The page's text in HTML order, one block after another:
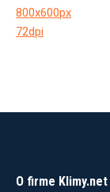
O firme Klimy.net